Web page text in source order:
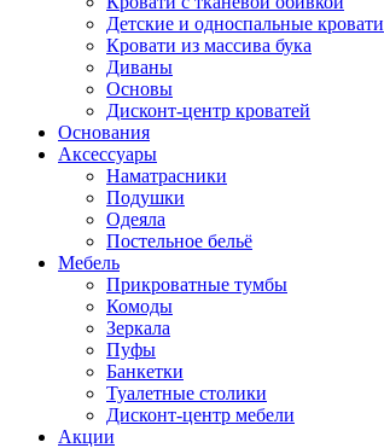
Детские и односпальные кровати
Кровати из массива бука
Диваны
Основы
Дисконт-центр кроватей
Основания
Аксессуары
Наматрасники
Подушки
Одеяла
Постельное бельё
Мебель
Прикроватные тумбы
Комоды
Зеркала
Пуфы
Банкетки
Туалетные столики
Дисконт-центр мебели
Акции